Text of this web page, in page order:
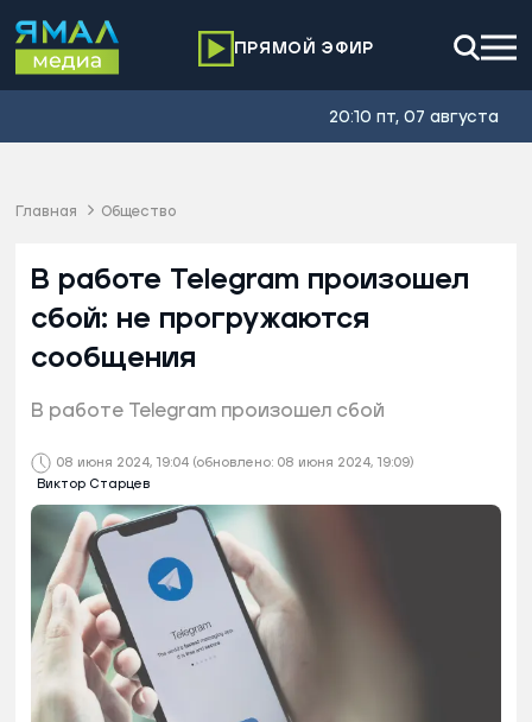
ПРЯМОЙ ЭФИР
20:10 пт, 07 августа
Главная Общество
08 июня 2024, 19:04 (обновлено: 08 июня 2024, 19:09)
Виктор Старцев
В работе Telegram произошел
сбой: не прогружаются
сообщения
В работе Telegram произошел сбой